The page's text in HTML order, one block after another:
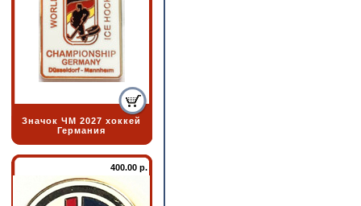
Значок ЧМ 2027 хоккей
Германия
400.00 р.